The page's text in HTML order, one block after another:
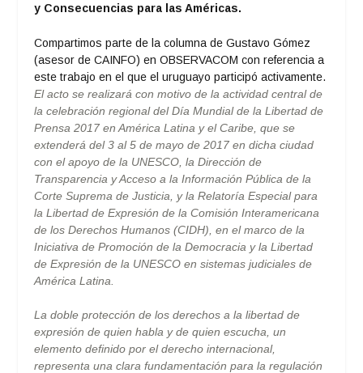
y Consecuencias para las Américas.
Compartimos parte de la columna de Gustavo Gómez
(asesor de CAINFO) en OBSERVACOM con referencia a
este trabajo en el que el uruguayo participó activamente.
El acto se realizará con motivo de la actividad central de
la celebración regional del Día Mundial de la Libertad de
Prensa 2017 en América Latina y el Caribe, que se
extenderá del 3 al5 de mayo de 2017 en dicha ciudad
con el apoyo de la UNESCO, la Dirección de
Transparencia y Acceso a la Información Pública de la
Corte Suprema de Justicia, y la Relatoría Especial para
la Libertad de Expresión de la Comisión Interamericana
de los Derechos Humanos (CIDH), en el marco de la
Iniciativa de Promoción de la Democracia y la Libertad
de Expresión de la UNESCO en sistemas judiciales de
América Latina.
La doble protección de los derechos a la libertad de
expresión de quien habla y de quien escucha, un
elemento definido por el derecho internacional,
representa una clara fundamentación para la regulación